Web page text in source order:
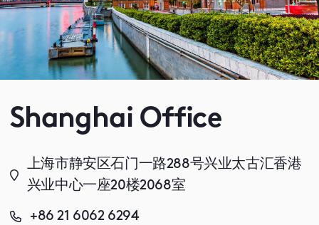
Shanghai Office
上海市静安区石门一路288号兴业太古汇香港
兴业中心一座20楼2068室
+86 21 6062 6294